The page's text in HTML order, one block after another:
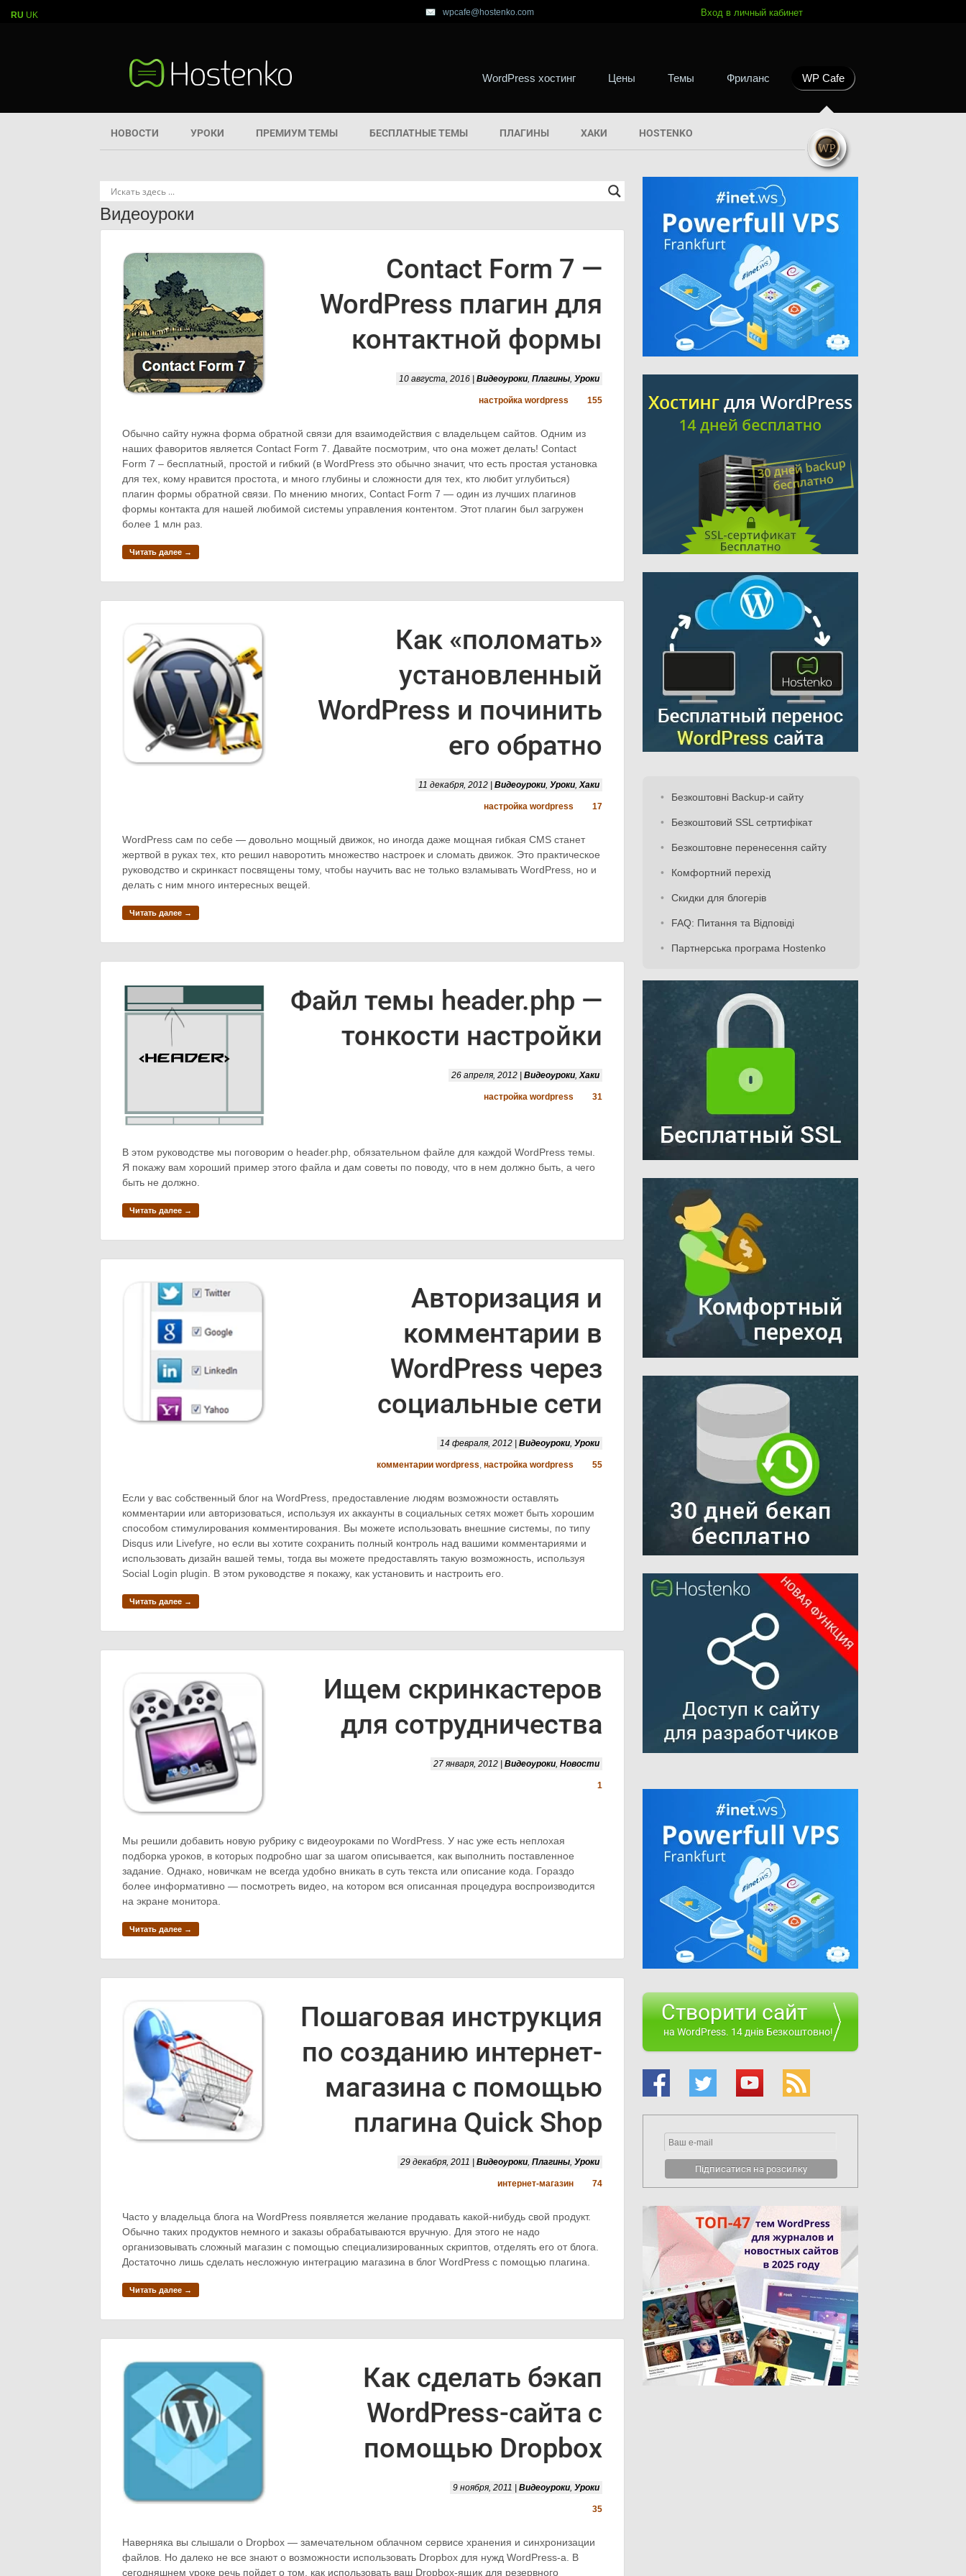
wpcafe@hostenko.com Вход в личный кабинет
WordPress хостинг Цены Темы Фриланс WP Cafe
НОВОСТИ УРОКИ ПРЕМИУМ ТЕМЫ БЕСПЛАТНЫЕ ТЕМЫ ПЛАГИНЫ ХАКИ HOSTENKO
Видеоуроки
Contact Form 7 —
WordPress плагин для
контактной формы
10 августа, 2016 | Видеоуроки, Плагины, Уроки
настройка wordpress 155
Обычно сайту нужна форма обратной связи для взаимодействия с владельцем сайтов. Одним из
наших фаворитов является Contact Form 7. Давайте посмотрим, что она может делать! Contact
Form 7 – бесплатный, простой и гибкий (в WordPress это обычно значит, что есть простая установка
для тех, кому нравится простота, и много глубины и сложности для тех, кто любит углубиться)
плагин формы обратной связи. По мнению многих, Contact Form 7 — один из лучших плагинов
формы контакта для нашей любимой системы управления контентом. Этот плагин был загружен
более 1 млн раз.
Читать далее →
Как «поломать»
установленный
WordPress и починить
его обратно
11 декабря, 2012 | Видеоуроки, Уроки,Хаки
настройка wordpress 17
WordPress сам по себе — довольно мощный движок, но иногда даже мощная гибкая CMS станет
жертвой в руках тех, кто решил наворотить множество настроек и сломать движок. Это практическое
руководство и скринкаст посвящены тому, чтобы научить вас не только взламывать WordPress, но и
делать с ним много интересных вещей.
Читать далее →
Файл темы header.php —
тонкости настройки
26 апреля, 2012 | Видеоуроки,Хаки
настройка wordpress 31
В этом руководстве мы поговорим о header.php, обязательном файле для каждой WordPress темы.
Я покажу вам хороший пример этого файла и дам советы по поводу, что в нем должно быть, а чего
быть не должно.
Читать далее →
Авторизация и
комментарии в
WordPress через
социальные сети
14 февраля, 2012 | Видеоуроки, Уроки
комментарии wordpress, настройка wordpress 55
Если у вас собственный блог на WordPress, предоставление людям возможности оставлять
комментарии или авторизоваться, используя их аккаунты в социальных сетях может быть хорошим
способом стимулирования комментирования. Вы можете использовать внешние системы, по типу
Disqus или Livefyre, но если вы хотите сохранить полный контроль над вашими комментариями и
использовать дизайн вашей темы, тогда вы можете предоставлять такую возможность, используя
Social Login plugin. В этом руководстве я покажу, как установить и настроить его.
Читать далее →
Ищем скринкастеров
для сотрудничества
27 января, 2012 | Видеоуроки, Новости
1
Мы решили добавить новую рубрику с видеоуроками по WordPress. У нас уже есть неплохая
подборка уроков, в которых подробно шаг за шагом описывается, как выполнить поставленное
задание. Однако, новичкам не всегда удобно вникать в суть текста или описание кода. Гораздо
более информативно — посмотреть видео, на котором вся описанная процедура воспроизводится
на экране монитора.
Читать далее →
Пошаговая инструкция
по созданию интернет-
магазина с помощью
плагина Quick Shop
29 декабря, 2011 | Видеоуроки, Плагины, Уроки
интернет-магазин 74
Часто у владельца блога на WordPress появляется желание продавать какой-нибудь свой продукт.
Обычно таких продуктов немного и заказы обрабатываются вручную. Для этого не надо
организовывать сложный магазин с помощью специализированных скриптов, отделять его от блога.
Достаточно лишь сделать несложную интеграцию магазина в блог WordPress с помощью плагина.
Читать далее →
Как сделать бэкап
WordPress-сайта с
помощью Dropbox
9 ноября, 2011 | Видеоуроки, Уроки
35
Наверняка вы слышали о Dropbox — замечательном облачном сервисе хранения и синхронизации
файлов. Но далеко не все знают о возможности использовать Dropbox для нужд WordPress-а. В
сегодняшнем уроке речь пойдет о том, как использовать ваш Dropbox-ящик для резервного
Безкоштовні Backup-и сайту
Безкоштовий SSL сетртифікат
Безкоштовне перенесення сайту
Комфортний перехід
Скидки для блогерів
FAQ: Питання та Відповіді
Партнерська програма Hostenko
Створити сайт
на WordPress. 14 днів Безкоштовно!
RU UK